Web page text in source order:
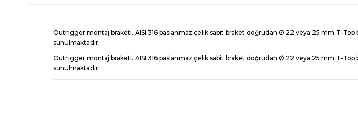
Outrigger montaj braketi. AISI 316 paslanmaz çelik sabit braket doğrudan Ø 22 veya 25 mm T-
sunulmaktadır.
Outrigger montaj braketi. AISI 316 paslanmaz çelik sabit braket doğrudan Ø 22 veya 25 mm T-
sunulmaktadır.